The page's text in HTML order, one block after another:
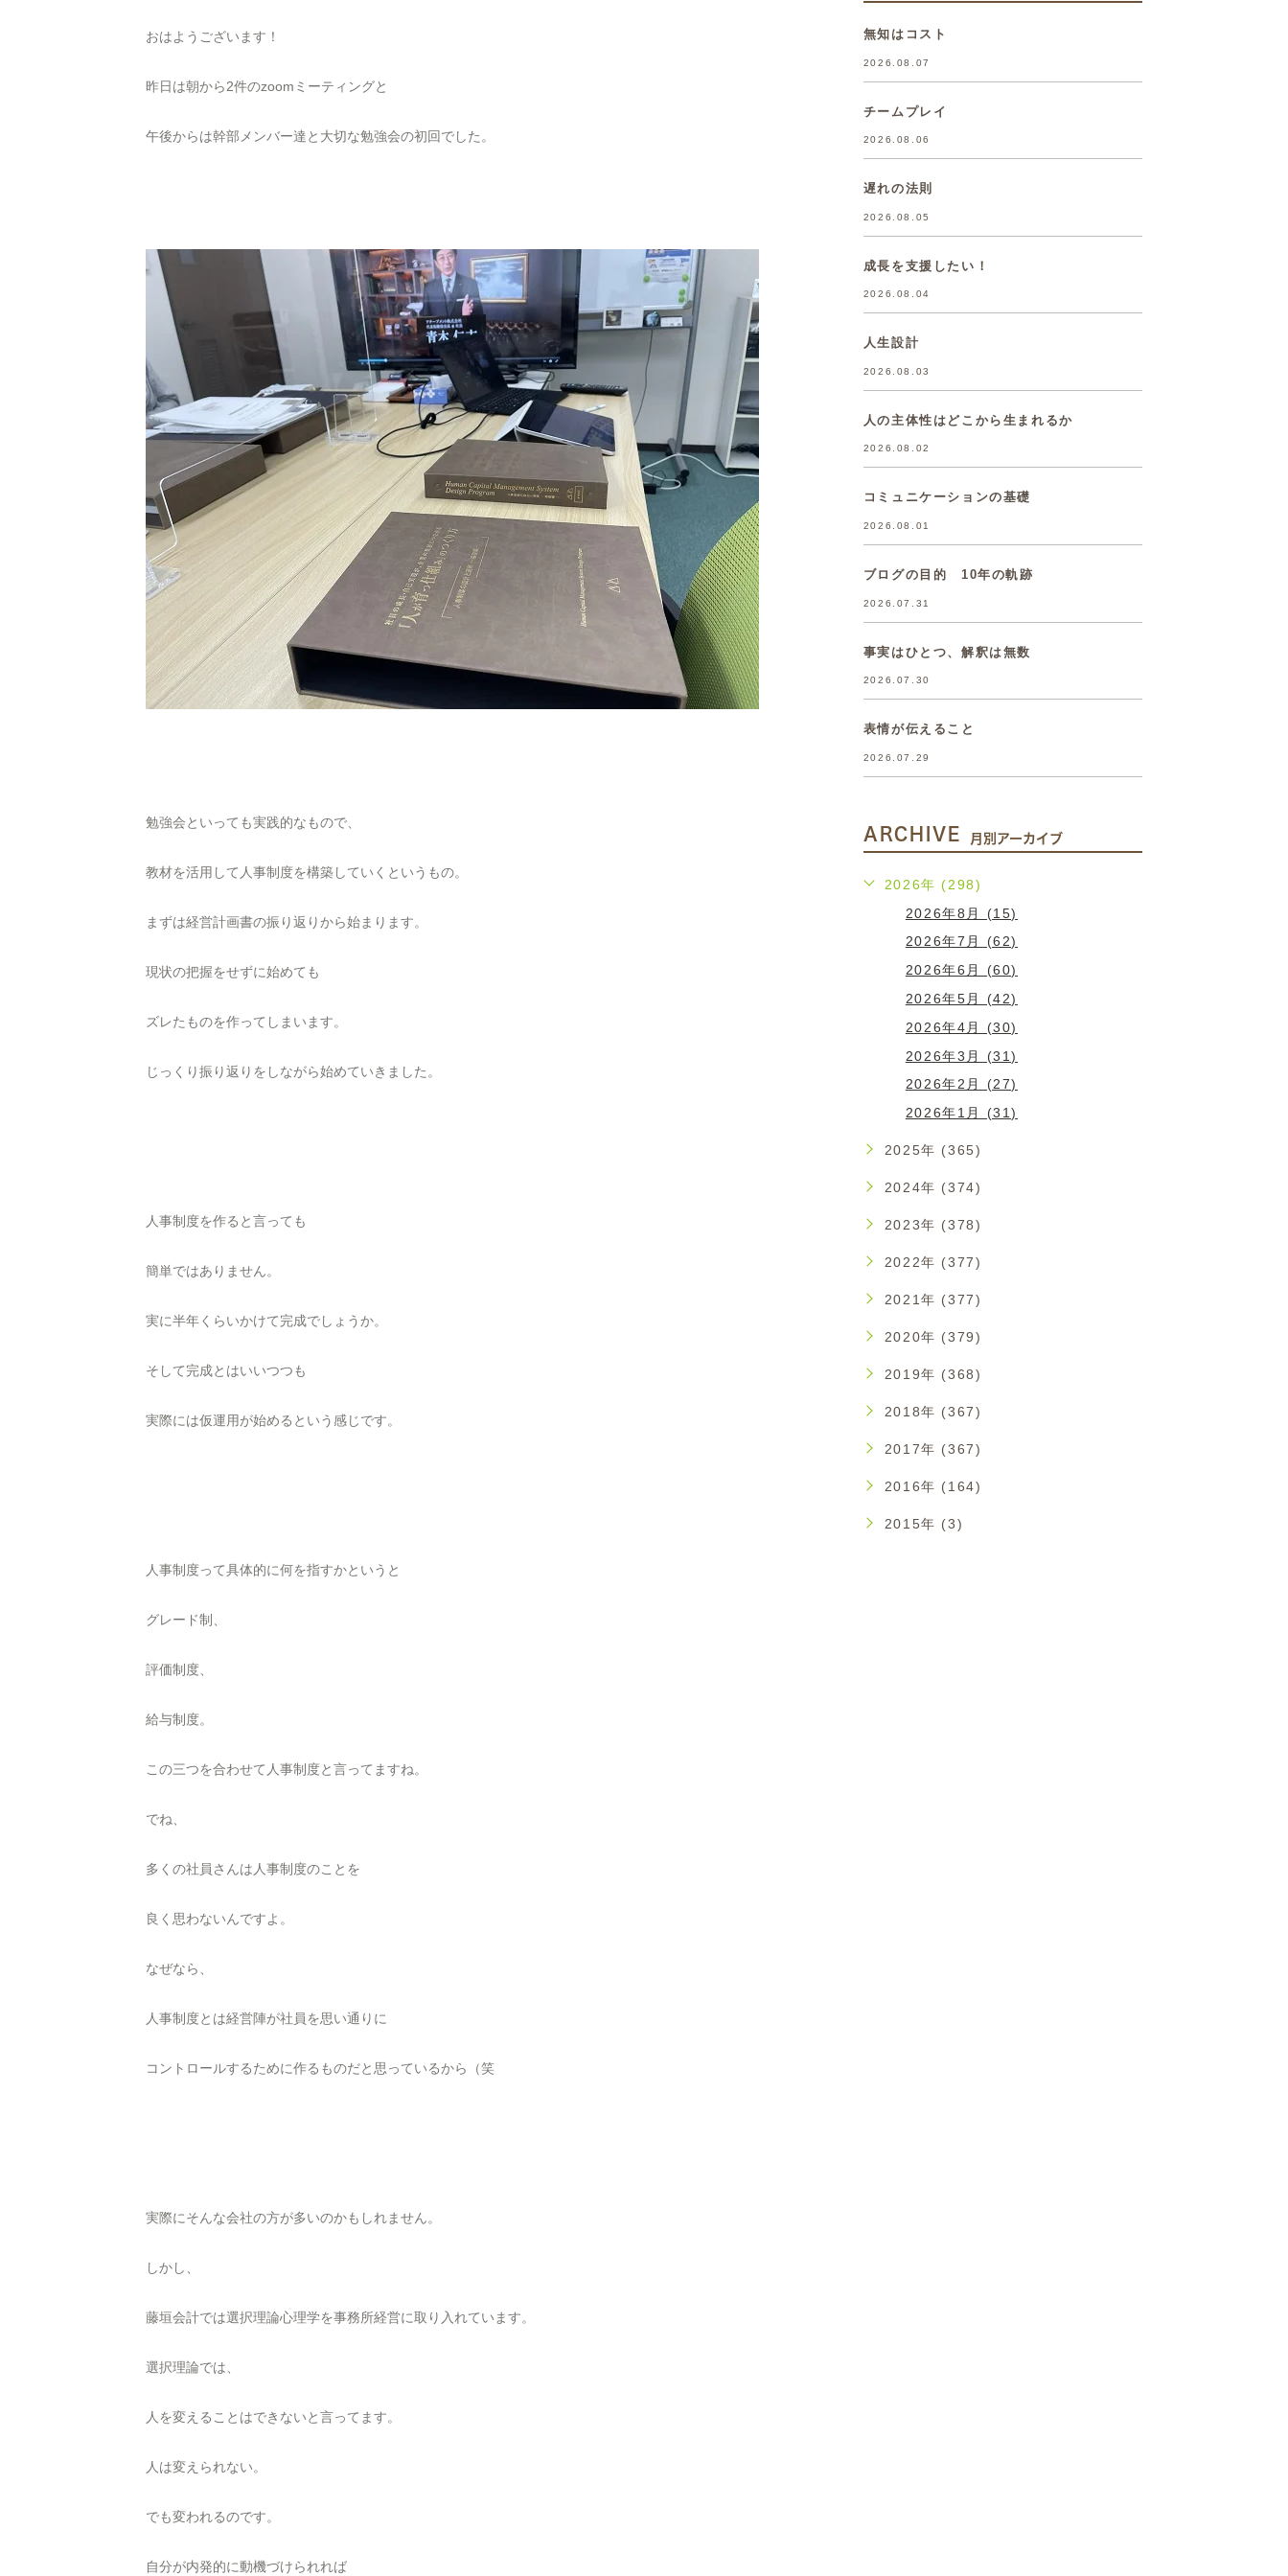
おはようございます！
昨日は朝から2件のzoomミーティングと
午後からは幹部メンバー達と大切な勉強会の初回でした。
勉強会といっても実践的なもので、
教材を活用して人事制度を構築していくというもの。
まずは経営計画書の振り返りから始まります。
現状の把握をせずに始めても
ズレたものを作ってしまいます。
じっくり振り返りをしながら始めていきました。
人事制度を作ると言っても
簡単ではありません。
実に半年くらいかけて完成でしょうか。
そして完成とはいいつつも
実際には仮運用が始めるという感じです。
人事制度って具体的に何を指すかというと
グレード制、
評価制度、
給与制度。
この三つを合わせて人事制度と言ってますね。
でね、
多くの社員さんは人事制度のことを
良く思わないんですよ。
なぜなら、
人事制度とは経営陣が社員を思い通りに
コントロールするために作るものだと思っているから（笑
実際にそんな会社の方が多いのかもしれません。
しかし、
藤垣会計では選択理論心理学を事務所経営に取り入れています。
選択理論では、
人を変えることはできないと言ってます。
人は変えられない。
でも変われるのです。
自分が内発的に動機づけられれば
無知はコスト
2026.08.07
チームプレイ
2026.08.06
遅れの法則
2026.08.05
成長を支援したい！
2026.08.04
人生設計
2026.08.03
人の主体性はどこから生まれるか
2026.08.02
コミュニケーションの基礎
2026.08.01
ブログの目的 10年の軌跡
2026.07.31
事実はひとつ、解釈は無数
2026.07.30
表情が伝えること
2026.07.29
ARCHIVE 月別アーカイブ
2026年 (298)
2026年8月 (15)
2026年7月 (62)
2026年6月 (60)
2026年5月 (42)
2026年4月 (30)
2026年3月 (31)
2026年2月 (27)
2026年1月 (31)
2025年 (365)
2024年 (374)
2023年 (378)
2022年 (377)
2021年 (377)
2020年 (379)
2019年 (368)
2018年 (367)
2017年 (367)
2016年 (164)
2015年 (3)